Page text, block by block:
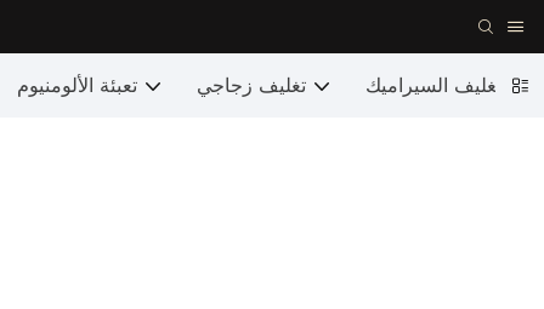
تعبئة الألومنيوم تغليف زجاجي تغليف السيراميك